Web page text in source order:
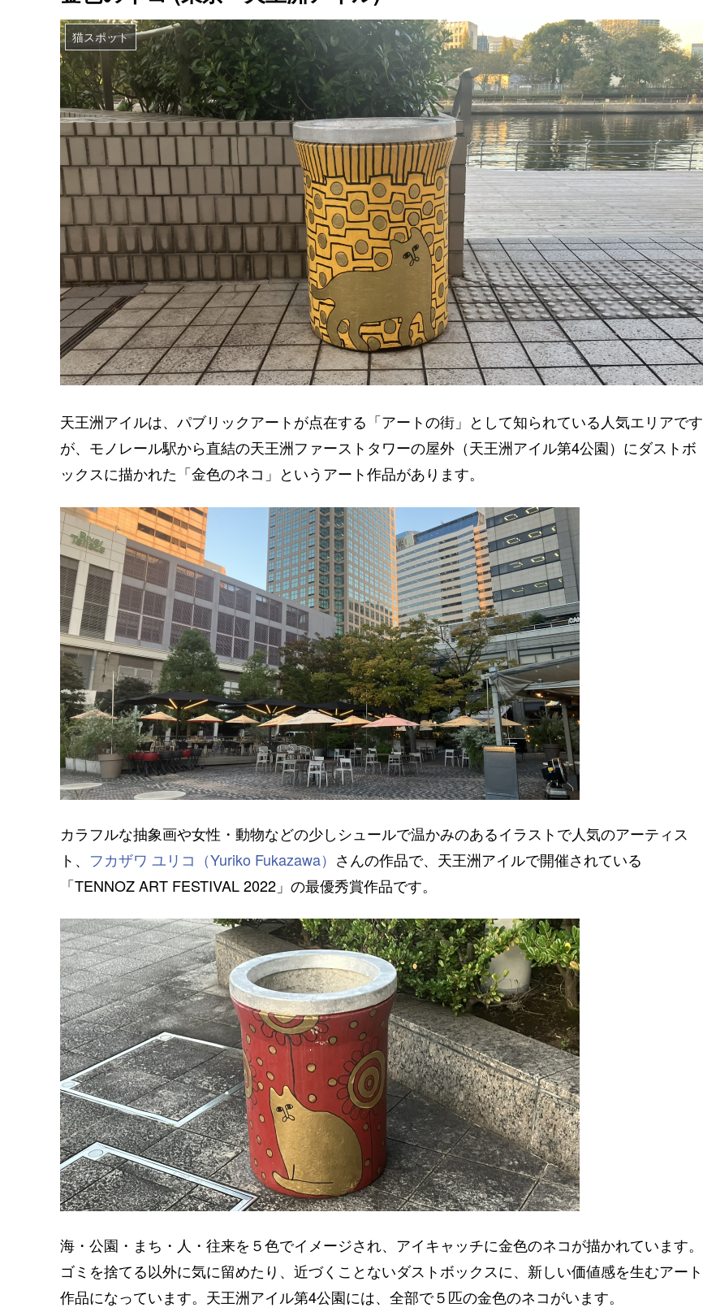
猫スポット
天王洲アイルは、パブリックアートが点在する「アートの街」として知られている人気エリアです
が、モノレール駅から直結の天王洲ファーストタワーの屋外（天王洲アイル第4公園）にダストボ
ックスに描かれた「金色のネコ」というアート作品があります。
カラフルな抽象画や女性・動物などの少しシュールで温かみのあるイラストで人気のアーティス
ト、 フカザワ ユリコ（Yuriko Fukazawa） さんの作品で、天王洲アイルで開催されている
「TENNOZ ART FESTIVAL 2022」の最優秀賞作品です。
海・公園・まち・人・往来を５色でイメージされ、アイキャッチに金色のネコが描かれています。
ゴミを捨てる以外に気に留めたり、近づくことないダストボックスに、新しい価値感を生むアート
作品になっています。天王洲アイル第4公園には、全部で５匹の金色のネコがいます。